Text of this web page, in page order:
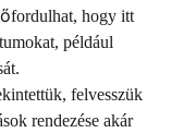
hogy itt
például
felvesszük
rendezése akár